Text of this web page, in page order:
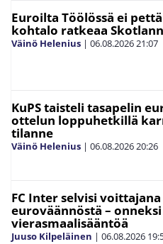
Euroilta Töölössä ei
kohtalo ratkeaa
Väinö Helenius | 06.08.202621:07
KuPS taisteli tasapelin
ottelun loppuhetkillä
tilanne
Väinö Helenius | 06.08.202620:26
FC Inter selvisi
euroväännöstä –
vierasmaalisääntöä
Juuso Kilpeläinen | 06.08.2026